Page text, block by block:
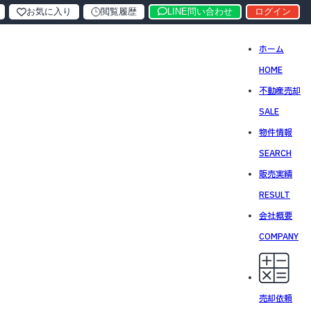
ホーム
HOME
不動産売却
SALE
物件情報
SEARCH
販売実績
RESULT
会社概要
COMPANY
売却依頼
お気に入り 閲覧履歴 LINE問い合わせ ログイン